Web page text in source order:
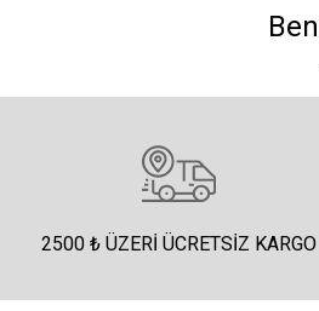
2500 ₺ ÜZERI ÜCRETSIZ KARGO